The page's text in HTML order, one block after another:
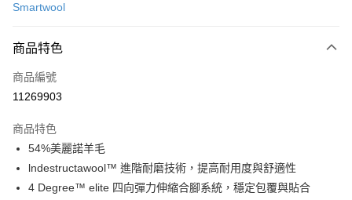
Apple Pay
悠遊付
7-11取貨(快速到店)
每筆NT$100，滿NT$1,500(含以上)免運費
宅配-本島
Smartwool
商品特色
商品編號
11269903
商品特色
54%美麗諾羊毛
lndestructawool™ 進階耐磨技術，提高耐用度與舒適性
4 Degree™ elite 四向彈力伸縮合腳系統，穩定包覆與貼合